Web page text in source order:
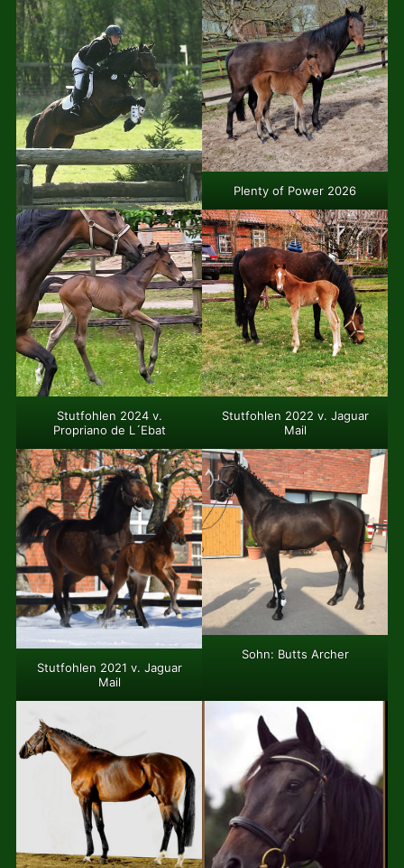
Plenty of Power 2026
Stutfohlen 2024 v.
Propriano de L´Ebat
Stutfohlen 2022 v. Jaguar
Mail
Stutfohlen 2021 v. Jaguar
Mail
Sohn: Butts Archer